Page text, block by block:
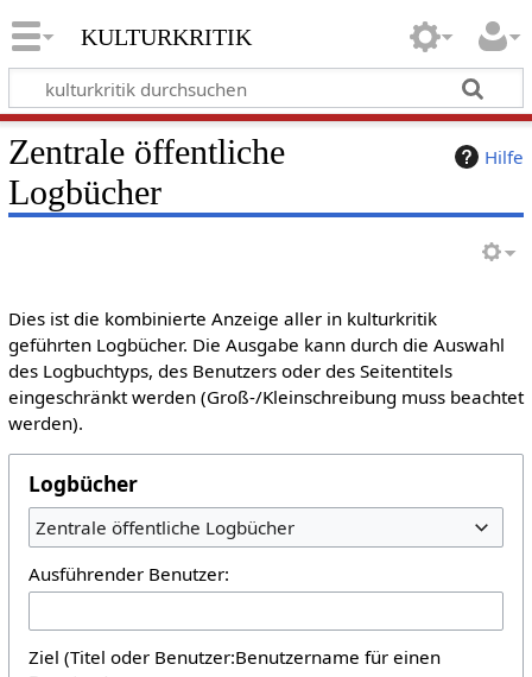
kulturkritik
Hilfe
Zentrale öffentliche
Logbücher
Dies ist die kombinierte Anzeige aller in kulturkritik
geführten Logbücher. Die Ausgabe kann durch die Auswahl
des Logbuchtyps, des Benutzers oder des Seitentitels
eingeschränkt werden (Groß-/Kleinschreibung muss beachtet
werden).
Logbücher
Zentrale öffentliche Logbücher
Ausführender Benutzer:
Ziel (Titel oder Benutzer:Benutzername für einen